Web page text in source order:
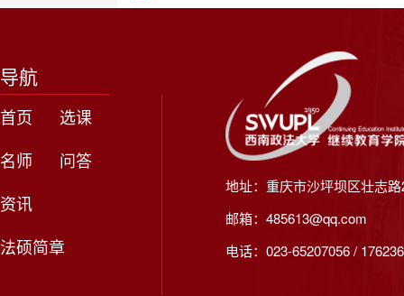
导航
首页
选课
名师
问答
资讯
法硕简章
地址：重庆市沙坪坝区壮志
邮箱：485613@qq.com
电话：023-65207056 /